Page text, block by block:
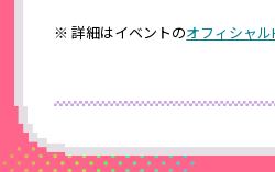
※ 詳細はイベントのオフィシャル